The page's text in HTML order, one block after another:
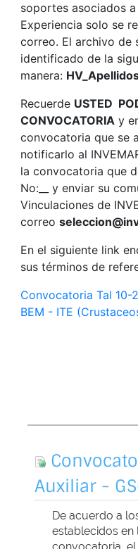
soportes asociados
Experiencia solo se
correo. El archivo de
identificado de la
manera:
Recuerde USTED
CONVOCATORIA y
convocatoria que se
notificarlo al
la convocatoria que
No:__ y enviar su
Vinculaciones de
correo
En el siguiente link
sus términos de
Convocatoria Tal
BEM - ITE